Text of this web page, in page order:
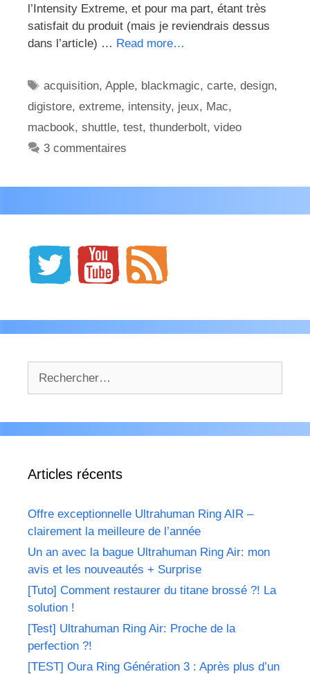
l’Intensity Extreme, et pour ma part, étant très
satisfait du produit (mais je reviendrais dessus
dans l’article) … Read more…
Étiquettes
acquisition,Apple, blackmagic,carte,design,
digistore, extreme, intensity, jeux, Mac,
macbook, shuttle, test, thunderbolt, video
3 commentaires
Articles récents
Offre exceptionnelle Ultrahuman Ring AIR –
clairement la meilleure de l’année
Un an avec la bague Ultrahuman Ring Air: mon
avis et les nouveautés + Surprise
[Tuto] Comment restaurer du titane brossé ?! La
solution !
[Test] Ultrahuman Ring Air: Proche de la
perfection ?!
[TEST] Oura Ring Génération 3 : Après plus d’un